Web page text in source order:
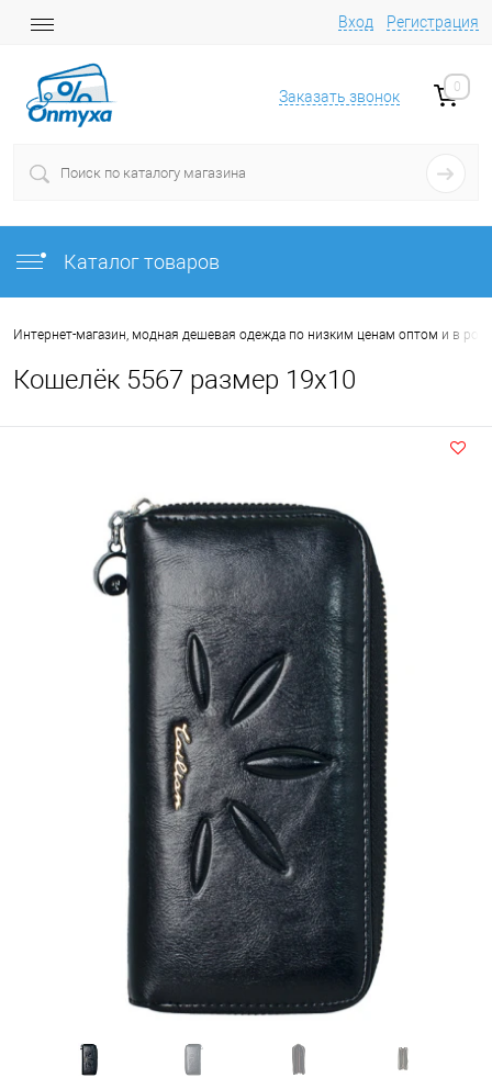
Вход Регистрация
Заказать звонок
0
Каталог товаров
Интернет-магазин, модная дешевая одежда по низким ценам оптом и в
Кошелёк 5567 размер 19х10